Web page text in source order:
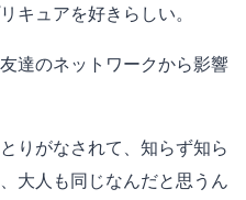
キュアを好きらしい。
達のネットワークから影響
りがなされて、知らず知ら
大人も同じなんだと思うん